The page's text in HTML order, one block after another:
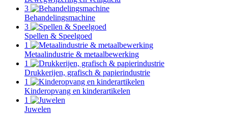
3
Behandelingsmachine
3
Spellen & Speelgoed
1
Metaalindustrie & metaalbewerking
1
Drukkerijen, grafisch & papierindustrie
1
Kinderopvang en kinderartikelen
1
Juwelen